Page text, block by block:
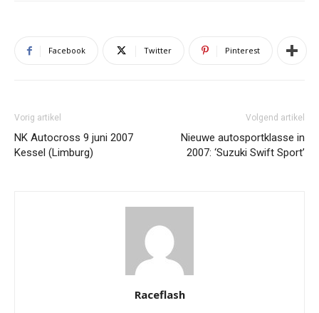
Facebook Twitter Pinterest
Vorig artikel
NK Autocross 9 juni 2007
Kessel (Limburg)
Volgend artikel
Nieuwe autosportklasse in
2007: ‘Suzuki Swift Sport’
Raceflash